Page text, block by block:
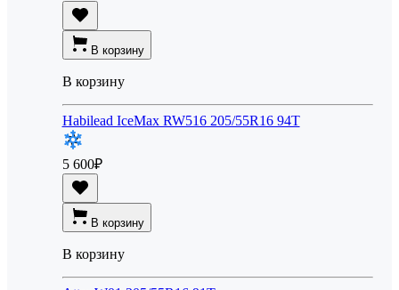
В корзину
В корзину
Habilead IceMax RW516 205/55R16 94T
5 600₽
В корзину
В корзину